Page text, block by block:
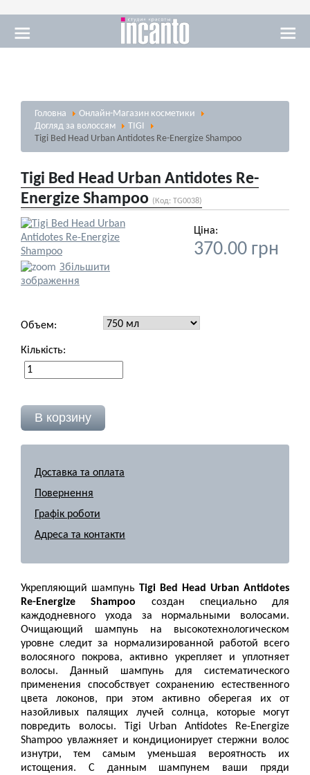
Масаж
Візаж
Головна
Онлайн-Магазин косметики
Догляд за волоссям
TIGI
Tigi Bed Head Urban Antidotes Re-Energize Shampoo
Tigi Bed Head Urban Antidotes Re-
Energize Shampoo (Код: TG0038)
Збільшити
зображення
Ціна:
370.00 грн
Объем:
Кількість:
Доставка та оплата
Повернення
Графік роботи
Адреса та контакти
Укрепляющий шампунь Tigi Bed Head Urban Antidotes
Re-Energize Shampoo создан специально для
каждодневного ухода за нормальными волосами.
Очищающий шампунь на высокотехнологическом
уровне следит за нормализированной работой всего
волосяного покрова, активно укрепляет и уплотняет
волосы. Данный шампунь для систематического
применения способствует сохранению естественного
цвета локонов, при этом активно оберегая их от
назойливых палящих лучей солнца, которые могут
повредить волосы. Tigi Urban Antidotes Re-Energize
Shampoo увлажняет и кондиционирует стержни волос
изнутри, тем самым уменьшая вероятность их
истощения. С данным шампунем ваши пряди